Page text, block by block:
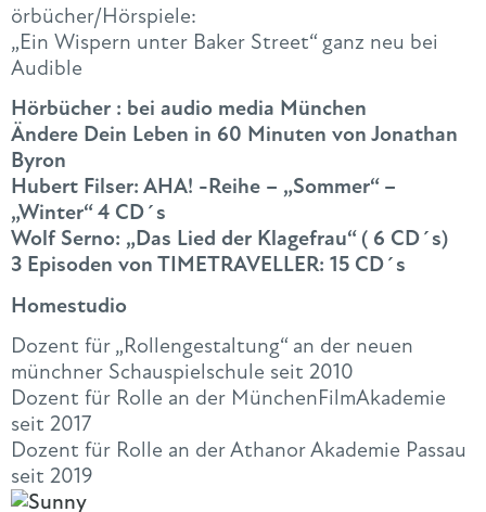
örbücher/Hörspiele:
„Ein Wispern unter Baker Street“ ganz neu bei
Audible
Hörbücher : bei audio media München
Ändere Dein Leben in 60 Minuten von Jonathan
Byron
Hubert Filser: AHA! -Reihe – „Sommer“ –
„Winter“ 4 CD´s
Wolf Serno: „Das Lied der Klagefrau“ ( 6 CD´s)
3 Episoden von TIMETRAVELLER: 15 CD´s
Homestudio
Dozent für „Rollengestaltung“ an der neuen
münchner Schauspielschule seit 2010
Dozent für Rolle an der MünchenFilmAkademie
seit 2017
Dozent für Rolle an der Athanor Akademie Passau
seit 2019